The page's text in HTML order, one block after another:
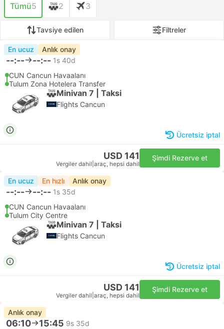
Tümü5 2 3
Tavsiye edilen Filtreler
En ucuz Anlık onay
--:-- --:-- 1s 40d
CUN Cancun Havaalanı
Tulum Zona Hotelera Transfer
Minivan 7 | Taksi
Flights Cancun
Ücretsiz iptal
USD 141
Vergiler dahil araç, hepsi dahil
Şimdi Rezerve et
En ucuz En hızlı Anlık onay
--:-- --:-- 1s 35d
CUN Cancun Havaalanı
Tulum City Centre
Minivan 7 | Taksi
Flights Cancun
Ücretsiz iptal
USD 141
Vergiler dahil araç, hepsi dahil
Şimdi Rezerve et
Anlık onay
06:10 15:45 9s 35d